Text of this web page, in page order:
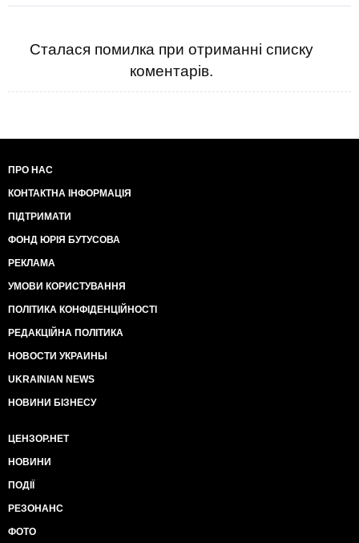
Сталася помилка при отриманні списку
коментарів.
ПРО НАС
КОНТАКТНА ІНФОРМАЦІЯ
ПІДТРИМАТИ
ФОНД ЮРІЯ БУТУСОВА
РЕКЛАМА
УМОВИ КОРИСТУВАННЯ
ПОЛІТИКА КОНФІДЕНЦІЙНОСТІ
РЕДАКЦІЙНА ПОЛІТИКА
НОВОСТИ УКРАИНЫ
UKRAINIAN NEWS
НОВИНИ БІЗНЕСУ
ЦЕНЗОР.НЕТ
НОВИНИ
ПОДІЇ
РЕЗОНАНС
ФОТО